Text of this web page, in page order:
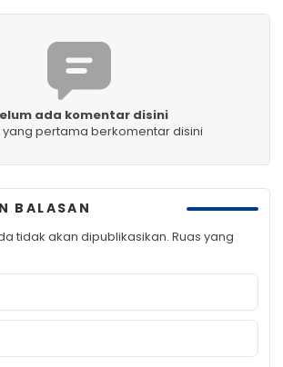
ada komentar disini
yang pertama berkomentar disini
BALASAN
tidak akan dipublikasikan. Ruas yang